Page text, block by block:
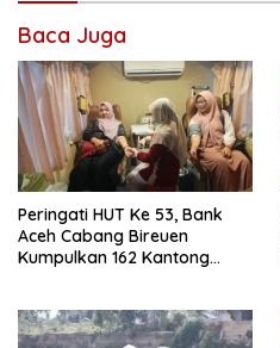
Baca Juga
Peringati HUT Ke 53, Bank
Aceh Cabang Bireuen
Kumpulkan 162 Kantong